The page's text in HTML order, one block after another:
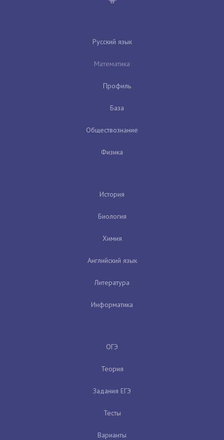
Русский язык
Математика
Профиль
База
Обществознание
Физика
История
Биология
Химия
Английский язык
Литература
Информатика
ОГЭ
Теория
Задания ЕГЭ
Тесты
Варианты